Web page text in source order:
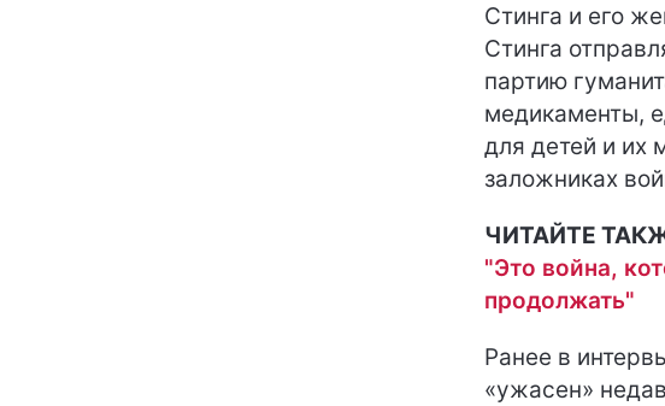
Стинга и его
Стинга
партию
медикаменты,
для детей и их
заложниках
ЧИТАЙТЕ
"Это война,
продолжать"
Ранее в
«ужасен»